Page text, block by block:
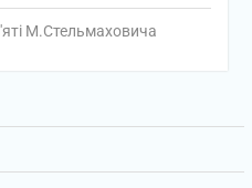
М.Стельмаховича